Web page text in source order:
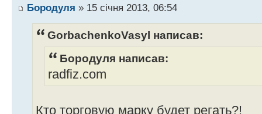
Бородуля » 15 січня 2013, 06:54
GorbachenkoVasyl написав:
Бородуля написав:
radfiz.com
Кто торговую марку будет регать?!